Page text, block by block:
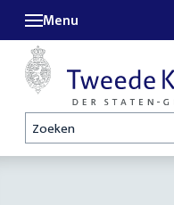
Zoeken
Menu